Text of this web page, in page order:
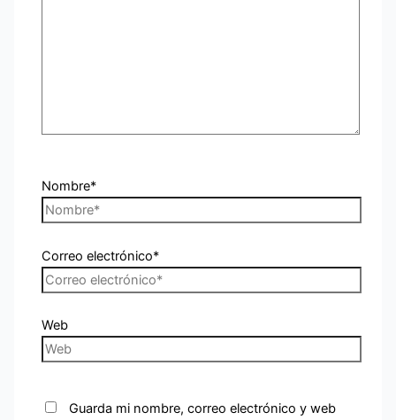
Nombre*
Correo electrónico*
Web
Guarda mi nombre, correo electrónico y web